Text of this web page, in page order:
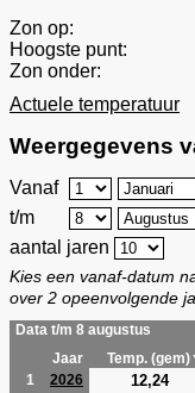
Zon op:
Hoogste punt:
Zon onder:
Actuele temperatuur
Weergegevens
Vanaf
t/m
aantal jaren
Kies een vanaf-datum
over 2 opeenvolgende
Data t/m 8 augustus
Jaar
Temp.
1
2026 12,24